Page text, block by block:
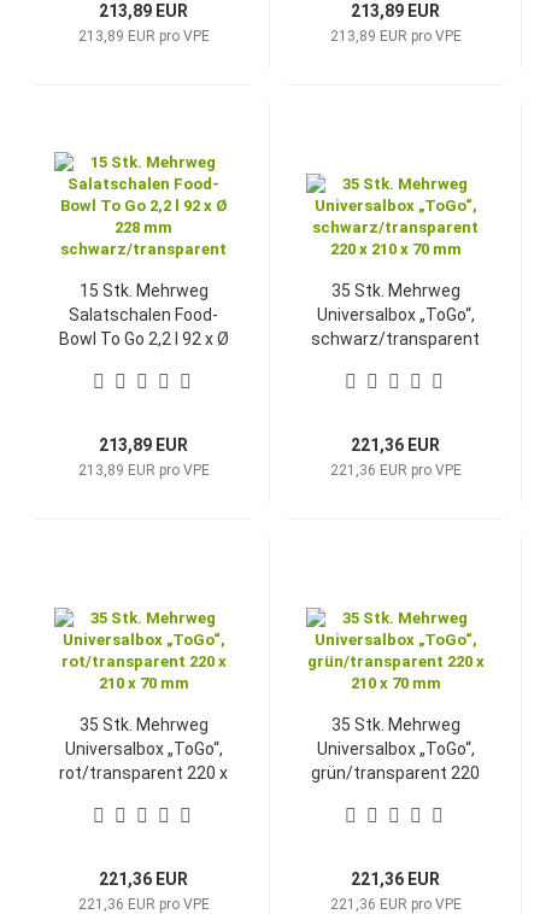
213,89 EUR
213,89 EUR pro VPE
213,89 EUR
213,89 EUR pro VPE
15 Stk. Mehrweg
Salatschalen Food-
Bowl To Go 2,2 l 92 x Ø
schwarz/transparent
213,89 EUR
213,89 EUR pro VPE
35 Stk. Mehrweg
Universalbox „ToGo“,
schwarz/transparent
221,36 EUR
221,36 EUR pro VPE
35 Stk. Mehrweg
Universalbox „ToGo“,
rot/transparent 220 x
221,36 EUR
221,36 EUR pro VPE
35 Stk. Mehrweg
Universalbox „ToGo“,
grün/transparent 220
221,36 EUR
221,36 EUR pro VPE